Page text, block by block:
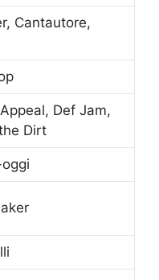
Cantautore,
Def Jam,
Dirt